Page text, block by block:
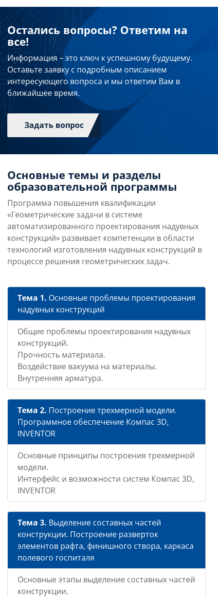
Остались вопросы? Ответим на
все!
Информация – это ключ к успешному будущему.
Оставьте заявку с подробным описанием
интересующего вопроса и мы ответим Вам в
ближайшее время.
Задать вопрос
Основные темы и разделы
образовательной программы
Программа повышения квалификации
«Геометрические задачи в системе
автоматизированного проектирования надувных
конструкций» развивает компетенции в области
технологий изготовления надувных конструкций в
процессе решения геометрических задач.
Тема 1. Основные проблемы проектирования
надувных конструкций
Общие проблемы проектирования надувных
конструкций.
Прочность материала.
Воздействие вакуума на материалы.
Внутренняя арматура.
Тема 2. Построение трехмерной модели.
Программное обеспечение Компас 3D,
INVENTOR
Основные принципы построения трехмерной
модели.
Интерфейс и возможности систем Компас 3D,
INVENTOR
Тема 3. Выделение составных частей
конструкции. Построение разверток
элементов рафта, финишного створа, каркаса
полевого госпиталя
Основные этапы выделение составных частей
конструкции.